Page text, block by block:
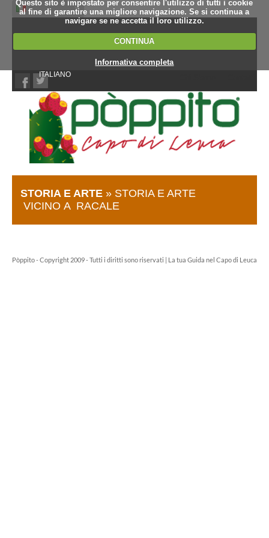
Questo sito è impostato per consentire l'utilizzo di tutti i cookie
al fine di garantire una migliore navigazione. Se si continua a
navigare se ne accetta il loro utilizzo.
CONTINUA
Informativa completa
ITALIANO
STORIA E ARTE» STORIA E ARTE
VICINO A RACALE
Pòppito - Copyright 2009 - Tutti i diritti sono riservati | La tua Guida nel Capo di Leuca